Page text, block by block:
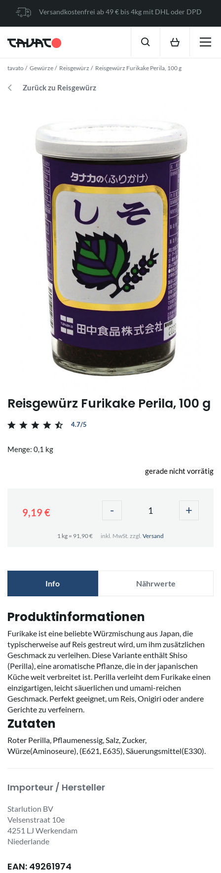
Versandkostenfrei ab 49 € bis 4kg mit DHL oder DPD
tavato Gewürze Reisgewürz Reisgewürz Furikake Perila, 100 g
Zurück zu Reisgewürz
Reisgewürz Furikake Perila, 100 g
4.7/5
Menge: 0,1 kg
gerade nicht vorrätig
9,19 € - +
1 kg = 91,90 € inkl. MwSt. zzgl. Versand
Info Nährwerte
Produktinformationen
Furikake ist eine beliebte Würzmischung aus Japan, die
typischerweise auf Reis gestreut wird, um ihm zusätzlichen
Geschmack zu verleihen. Diese Variante enthält Shiso
(Perilla), eine aromatische Pflanze, die in der japanischen
Küche weit verbreitet ist. Perilla verleiht dem Furikake einen
einzigartigen, leicht säuerlichen und umami-reichen
Geschmack. Perfekt geeignet, um Reis, Onigiri oder andere
Gerichte zu verfeinern.
Zutaten
Roter Perilla, Pflaumenessig, Salz, Zucker,
Würze(Aminoseure), (E621, E635), Säuerungsmittel(E330).
Importeur / Hersteller
Starlution BV
Velsenstraat 10e
4251 LJ Werkendam
Niederlande
EAN: 49261974